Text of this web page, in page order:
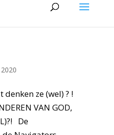
denken ze (wel) ? !
VAN GOD,
De